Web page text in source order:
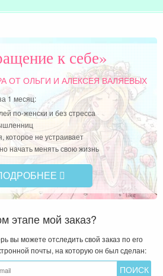
к себе»
ОТ ОЛЬГИ И АЛЕКСЕЯ ВАЛЯЕВЫХ
1 месяц:
по-женски и без стресса
которое не устраивает
начать менять свою жизнь
этапе мой заказ?
вы можете отследить свой заказ по его
почты, на которую он был сделан: